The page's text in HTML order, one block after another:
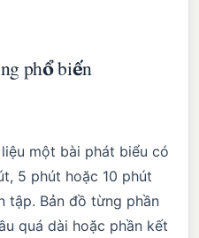
phổ biến
một bài phát biểu có
5 phút hoặc 10 phút
tập. Bản đồ từng phần
quá dài hoặc phần kết